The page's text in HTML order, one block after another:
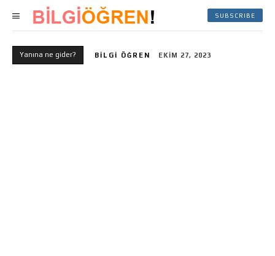
SUBSCRIBE
Yanına ne gider? BILGI ÖĞREN EKIM 27, 2023